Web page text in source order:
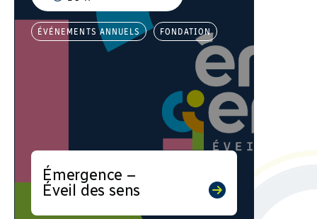
ÉVÉNEMENTS ANNUELS FONDATION
Émergence –
Éveil des sens